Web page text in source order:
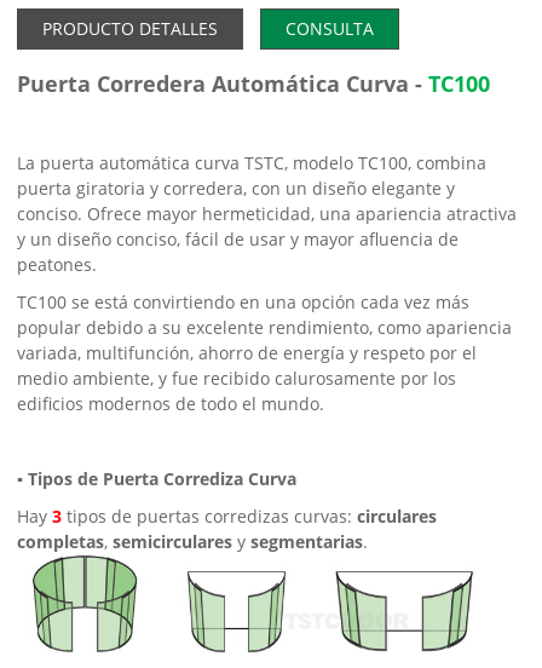
PRODUCTO DETALLES CONSULTA
Puerta Corredera Automática Curva -TC100
La puerta automática curva TSTC, modelo TC100, combina
puerta giratoria y corredera, con un diseño elegante y
conciso. Ofrece mayor hermeticidad, una apariencia atractiva
y un diseño conciso, fácil de usar y mayor afluencia de
peatones.
TC100 se está convirtiendo en una opción cada vez más
popular debido a su excelente rendimiento, como apariencia
variada, multifunción, ahorro de energía y respeto por el
medio ambiente, y fue recibido calurosamente por los
edificios modernos de todo el mundo.
▪ Tipos de Puerta Corrediza Curva
Hay3 tipos de puertas corredizas curvas:circulares
completas,semicirculares ysegmentarias.